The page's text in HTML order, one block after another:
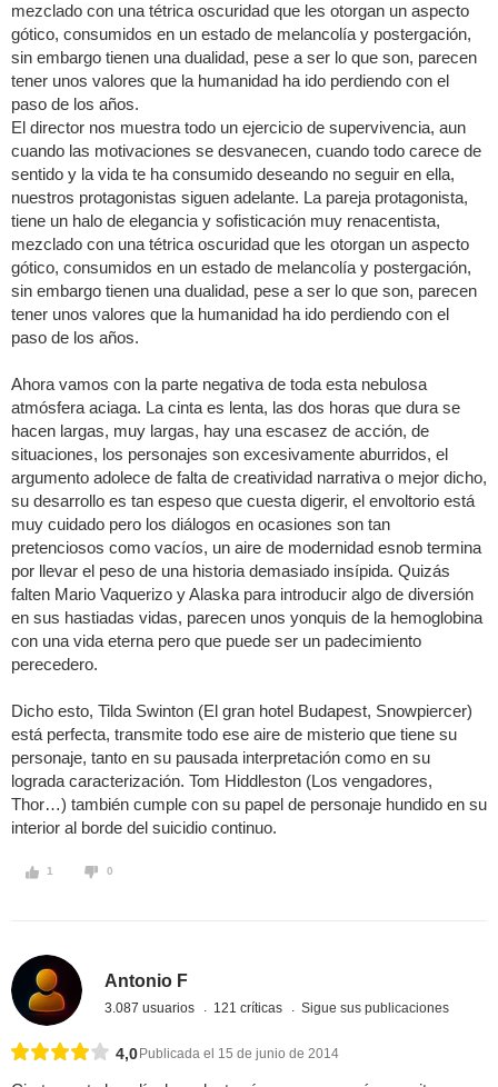
mezclado con una tétrica oscuridad que les otorgan un aspecto
gótico, consumidos en un estado de melancolía y postergación,
sin embargo tienen una dualidad, pese a ser lo que son, parecen
tener unos valores que la humanidad ha ido perdiendo con el
paso de los años.
El director nos muestra todo un ejercicio de supervivencia, aun
cuando las motivaciones se desvanecen, cuando todo carece de
sentido y la vida te ha consumido deseando no seguir en ella,
nuestros protagonistas siguen adelante. La pareja protagonista,
tiene un halo de elegancia y sofisticación muy renacentista,
mezclado con una tétrica oscuridad que les otorgan un aspecto
gótico, consumidos en un estado de melancolía y postergación,
sin embargo tienen una dualidad, pese a ser lo que son, parecen
tener unos valores que la humanidad ha ido perdiendo con el
paso de los años.
Ahora vamos con la parte negativa de toda esta nebulosa
atmósfera aciaga. La cinta es lenta, las dos horas que dura se
hacen largas, muy largas, hay una escasez de acción, de
situaciones, los personajes son excesivamente aburridos, el
argumento adolece de falta de creatividad narrativa o mejor dicho,
su desarrollo es tan espeso que cuesta digerir, el envoltorio está
muy cuidado pero los diálogos en ocasiones son tan
pretenciosos como vacíos, un aire de modernidad esnob termina
por llevar el peso de una historia demasiado insípida. Quizás
falten Mario Vaquerizo y Alaska para introducir algo de diversión
en sus hastiadas vidas, parecen unos yonquis de la hemoglobina
con una vida eterna pero que puede ser un padecimiento
perecedero.
Dicho esto, Tilda Swinton (El gran hotel Budapest, Snowpiercer)
está perfecta, transmite todo ese aire de misterio que tiene su
personaje, tanto en su pausada interpretación como en su
lograda caracterización. Tom Hiddleston (Los vengadores,
Thor…) también cumple con su papel de personaje hundido en su
interior al borde del suicidio continuo.
1 0
Antonio F
3.087 usuarios 121 críticas Sigue sus publicaciones
4,0 Publicada el 15 de junio de 2014